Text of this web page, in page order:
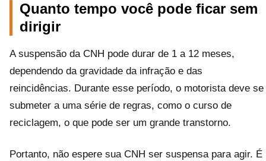
Quanto tempo você pode ficar sem
dirigir
A suspensão da CNH pode durar de 1 a 12 meses,
dependendo da gravidade da infração e das
reincidências. Durante esse período, o motorista deve se
submeter a uma série de regras, como o curso de
reciclagem, o que pode ser um grande transtorno.
Portanto, não espere sua CNH ser suspensa para agir. É